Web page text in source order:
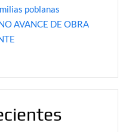
poblanas
AVANCE DE OBRA